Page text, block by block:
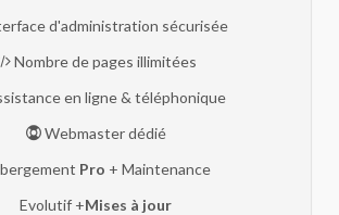
d'administration sécurisée
Nombre de pages illimitées
en ligne & téléphonique
Webmaster dédié
Pro + Maintenance
Evolutif +Mises à jour